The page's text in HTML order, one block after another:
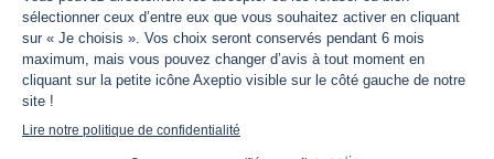
Déclaration d'accessibilité
Infos utiles
Nous contacter
Nous suivre
Facebook